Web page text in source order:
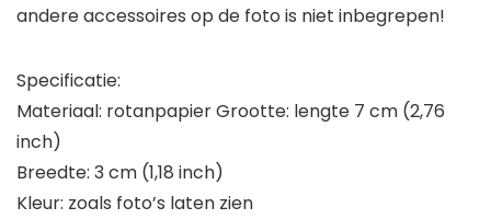
andere accessoires op de foto is niet inbegrepen!
Specificatie:
Materiaal: rotanpapier Grootte: lengte 7 cm (2,76
inch)
Breedte: 3 cm (1,18 inch)
Kleur: zoals foto’s laten zien